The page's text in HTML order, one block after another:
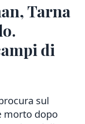
Tarna
di
sul
morto dopo